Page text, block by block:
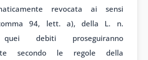
revocata ai sensi
94, lett. a), della L. n.
quei debiti proseguiranno
secondo le regole della